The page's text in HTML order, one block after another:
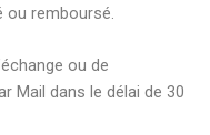
ou remboursé.
ou de
Mail dans le délai de 30